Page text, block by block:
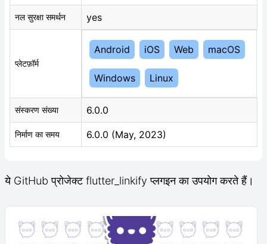
नल सुरक्षा समर्थन yes
प्लेटफ़ॉर्म
Android iOS Web macOS
Windows Linux
संस्करण संख्या 6.0.0
निर्माण का समय 6.0.0 (May, 2023)
ये GitHub प्रोजेक्ट flutter_linkify प्लगइन का उपयोग करते हैं।